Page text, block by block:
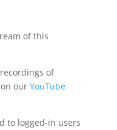
of this
of
our YouTube
to logged-in users